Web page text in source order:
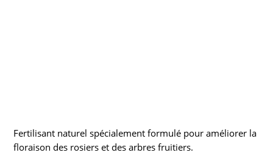
Fertilisant naturel spécialement formulé pour améliorer la
floraison des rosiers et des arbres fruitiers.